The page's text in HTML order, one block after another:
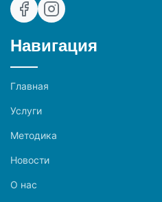
Навигация
Главная
Услуги
Методика
Новости
О нас